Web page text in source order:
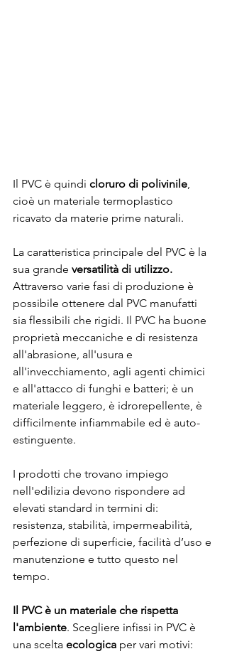
Il PVC è quindi cloruro di polivinile,
cioè un materiale termoplastico
ricavato da materie prime naturali.
La caratteristica principale del PVC è la
sua grande versatilità di utilizzo.
Attraverso varie fasi di produzione è
possibile ottenere dal PVC manufatti
sia flessibili che rigidi. Il PVC ha buone
proprietà meccaniche e di resistenza
all'abrasione, all'usura e
all'invecchiamento, agli agenti chimici
e all'attacco di funghi e batteri; è un
materiale leggero, è idrorepellente, è
difficilmente infiammabile ed è auto-
estinguente.
I prodotti che trovano impiego
nell'edilizia devono rispondere ad
elevati standard in termini di:
resistenza, stabilità, impermeabilità,
perfezione di superficie, facilità d’uso e
manutenzione e tutto questo nel
tempo.
Il PVC è un materiale che rispetta
l'ambiente. Scegliere infissi in PVC è
una scelta ecologica per vari motivi: